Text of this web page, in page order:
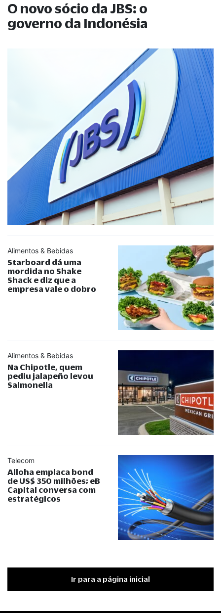
O novo sócio da JBS: o
governo da Indonésia
Alimentos & Bebidas
Starboard dá uma
mordida no Shake
Shack e diz que a
empresa vale o dobro
Alimentos & Bebidas
Na Chipotle, quem
pediu jalapeño levou
Salmonella
Telecom
Alloha emplaca bond
de US$ 350 milhões; eB
Capital conversa com
estratégicos
Ir para a página inicial